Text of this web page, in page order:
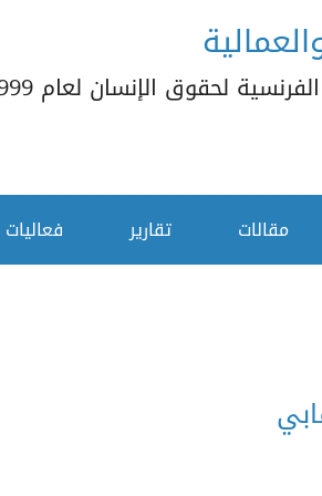
لحقوق الإنسان لعام 1999
مقالات تقارير فعاليات